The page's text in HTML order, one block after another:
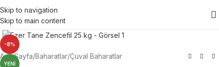
Skip to navigation
Skip to main content
-8%
YENI
Click to enlarge
Ana Sayfa/Baharatlar/Çuval Baharatlar